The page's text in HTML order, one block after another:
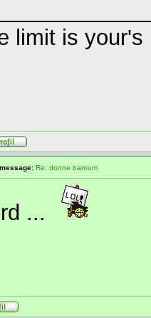
limit is your's
Re: donne barnum
...